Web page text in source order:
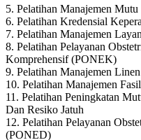
5. Pelatihan Manajemen
6. Pelatihan Kredensial
7. Pelatihan Manajemen
8. Pelatihan Pelayanan
Komprehensif (PONEK)
9. Pelatihan Manajemen
10. Pelatihan Manajemen
11. Pelatihan Peningkatan
Dan Resiko Jatuh
12. Pelatihan Pelayanan
(PONED)